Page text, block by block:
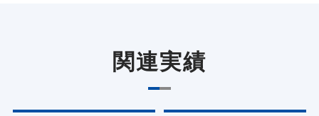
関連実績